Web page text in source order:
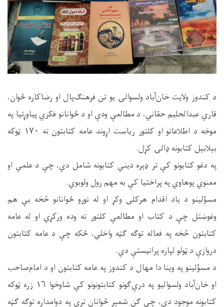
د کندوز ولایت خان‌آباد ولسوالۍ یو تن فرهنګ‌پال او رضاکاره ځوان،
قاري عبدالحلیم حقاني، د مطالعې ودې او د ځوانانو فکري پیاوړتیا په
موخه د اطلاعاتو او کلتور ریاست اړوند عامه کتابتون ته ۱۷۰ ټوکه
بېلابېل کتابونه ډالۍ کړل.
په دغو کتابونو کې تر ډېره دیني کتابونه شامل دي، چې د علمي او
معنوي پوهاوي په پراختیا کې به مهم رول ولوبوي.
مسؤلینو د یاد اقدام هرکلی وکړ او له نورو ځوانانو څخه یې هم
وغوښتل چې د کتاب او مطالعې کلتور ته وده ورکړي او له عامه
کتابتون څخه په فعاله توګه ګټه واخلي، ځکه چې د عامه کتابتون
دروازې د ټولو لپاره پرانیستې دي.
د مسؤلینو په وینا دا مهال د کندوز په عامه کتابتون او د امام‌صاحب
او خان‌آباد ولسوالیو په درې‌ګونو کتابتونونو کې شاوخوا ۱۶ زره ټوکه
کتابونه موجود دي، چې ګڼ شمېر ځوانان ترې په دوامداره توګه ګټه